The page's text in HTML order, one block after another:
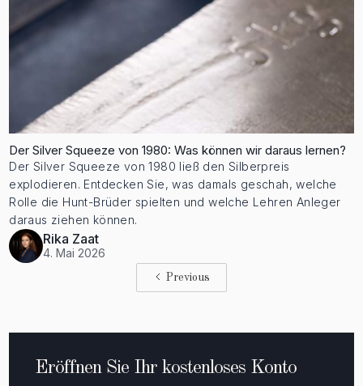
Der Silver Squeeze von 1980: Was können wir daraus lernen?
Der Silver Squeeze von 1980 ließ den Silberpreis
explodieren. Entdecken Sie, was damals geschah, welche
Rolle die Hunt-Brüder spielten und welche Lehren Anleger
daraus ziehen können.
Rika Zaat
4. Mai 2026
Previous
Eröffnen Sie Ihr kostenloses Konto